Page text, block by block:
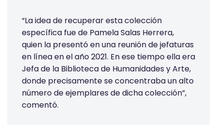
“La idea de recuperar esta colección
específica fue de Pamela Salas Herrera,
quien la presentó en una reunión de jefaturas
en línea en el año 2021. En ese tiempo ella era
Jefa de la Biblioteca de Humanidades y Arte,
donde precisamente se concentraba un alto
número de ejemplares de dicha colección”,
comentó.